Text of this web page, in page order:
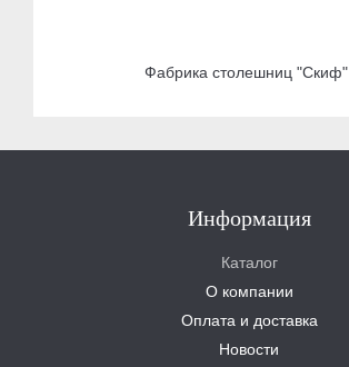
Фабрика столешниц "Скиф"
Информация
Каталог
О компании
Оплата и доставка
Новости